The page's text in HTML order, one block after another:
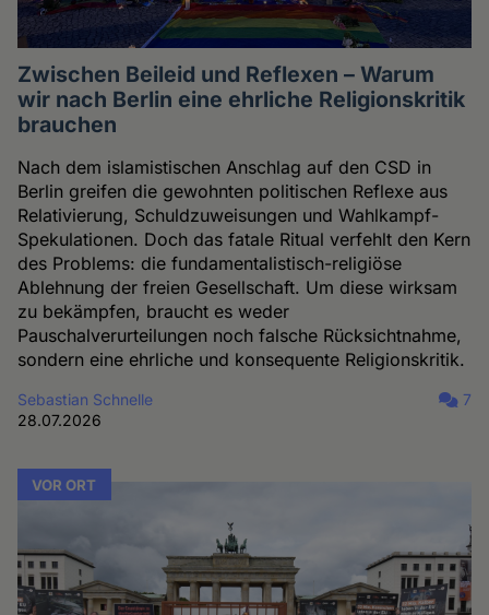
Zwischen Beileid und Reflexen – Warum
wir nach Berlin eine ehrliche Religionskritik
brauchen
Nach dem islamistischen Anschlag auf den CSD in
Berlin greifen die gewohnten politischen Reflexe aus
Relativierung, Schuldzuweisungen und Wahlkampf-
Spekulationen. Doch das fatale Ritual verfehlt den Kern
des Problems: die fundamentalistisch-religiöse
Ablehnung der freien Gesellschaft. Um diese wirksam
zu bekämpfen, braucht es weder
Pauschalverurteilungen noch falsche Rücksichtnahme,
sondern eine ehrliche und konsequente Religionskritik.
Sebastian Schnelle
28.07.2026
7
VOR ORT